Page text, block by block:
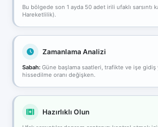
Bu bölgede son 1 ayda 50 adet irili ufaklı sarsıntı
Hareketlilik).
Zamanlama Analizi
Sabah: Güne başlama saatleri, trafikte ve işe gidiş
hissedilme oranı değişken.
Hazırlıklı Olun